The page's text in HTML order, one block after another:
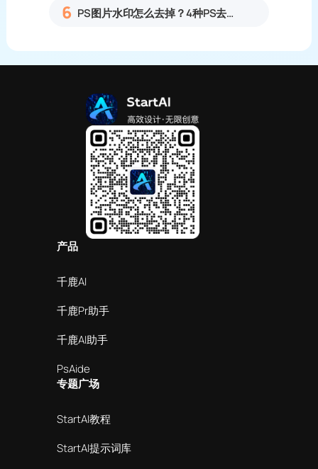
6 PS图片水印怎么去掉？4种PS去水印方法教程无痕去除各类图片水印
产品
千鹿AI
千鹿Pr助手
千鹿AI助手
PsAide
专题广场
StartAI教程
StartAI提示词库